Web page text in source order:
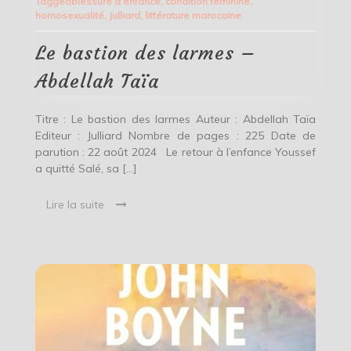
des
larmes
Taïa
homosexualité Julliard littérature marocaine
Le bastion des larmes –
Abdellah Taïa
Titre : Le bastion des larmes Auteur : Abdellah Taïa
Editeur : Julliard Nombre de pages : 225 Date de
parution : 22 août 2024 Le retour à l’enfance Youssef
a quitté Salé, sa […]
Lire la suite